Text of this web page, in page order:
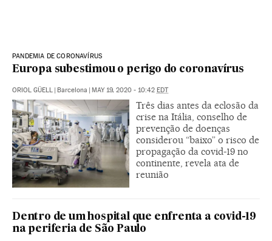
PANDEMIA DE CORONAVÍRUS
Europa subestimou o perigo do coronavírus
ORIOL GÜELL Barcelona MAY 19, 2020 - 10:42 EDT
Três dias antes da eclosão da
crise na Itália, conselho de
prevenção de doenças
considerou “baixo” o risco de
propagação da covid-19 no
continente, revela ata de
reunião
Dentro de um hospital que enfrenta a covid-19
na periferia de São Paulo